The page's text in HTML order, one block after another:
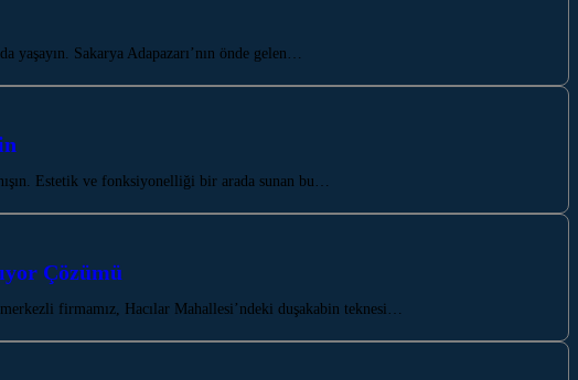
yaşayın. Sakarya Adapazarı’nın önde gelen…
Estetik ve fonksiyonelliği bir arada sunan bu…
Çözümü
firmamız, Hacılar Mahallesi’ndeki duşakabin teknesi…